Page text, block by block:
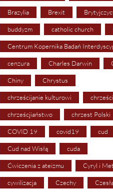
Brazylia Brexit
buddyzm catholic church
Centrum Kopernika Badań
cenzura Charles Darwin
Chiny Chrystus
chrześcijanie kulturowi
chrześcjiaństwo chrzest Polski
COVID 19 covid19 cud
Cud nad Wisłą cuda
Ćwiczenia z ateizmu Cyryl i
cywilizacja Czechy